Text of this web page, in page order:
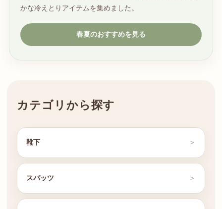
かな冷えとりアイテムを集めました。
春夏のおすすめを見る
カテゴリから探す
靴下
スパッツ